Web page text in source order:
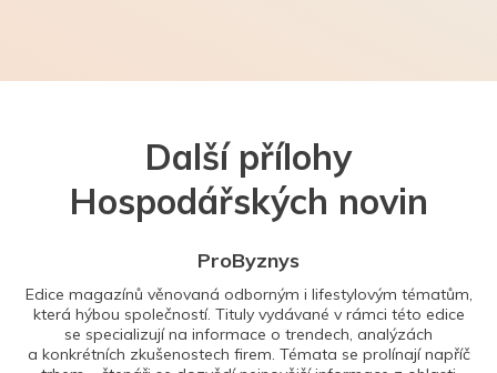
Další přílohy
Hospodářských novin
ProByznys
Edice magazínů věnovaná odborným i lifestylovým tématům,
která hýbou společností. Tituly vydávané v rámci této edice
se specializují na informace o trendech, analýzách
a konkrétních zkušenostech firem. Témata se prolínají napříč